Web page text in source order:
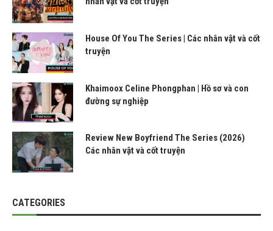
House Of You The Series | Các nhân vật và cốt
truyện
Khaimoox Celine Phongphan | Hồ sơ và con
đường sự nghiệp
Review New Boyfriend The Series (2026)
Các nhân vật và cốt truyện
CATEGORIES